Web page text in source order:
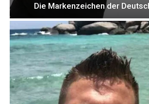
Die Markenzeichen der